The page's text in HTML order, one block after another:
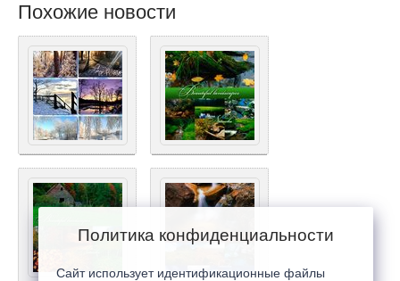
Похожие новости
Политика конфиденциальности
Сайт использует идентификационные файлы